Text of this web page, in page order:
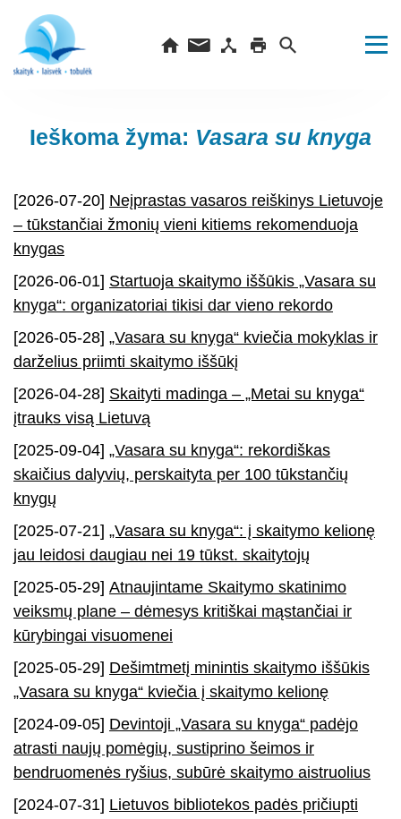
Ieškoma žyma: Vasara su knyga
[2026-07-20] Neįprastas vasaros reiškinys Lietuvoje
– tūkstančiai žmonių vieni kitiems rekomenduoja
knygas
[2026-06-01] Startuoja skaitymo iššūkis „Vasara su
knyga“: organizatoriai tikisi dar vieno rekordo
[2026-05-28] „Vasara su knyga“ kviečia mokyklas ir
darželius priimti skaitymo iššūkį
[2026-04-28] Skaityti madinga – „Metai su knyga“
įtrauks visą Lietuvą
[2025-09-04] „Vasara su knyga“: rekordiškas
skaičius dalyvių, perskaityta per 100 tūkstančių
knygų
[2025-07-21] „Vasara su knyga“: į skaitymo kelionę
jau leidosi daugiau nei 19 tūkst. skaitytojų
[2025-05-29] Atnaujintame Skaitymo skatinimo
veiksmų plane – dėmesys kritiškai mąstančiai ir
kūrybingai visuomenei
[2025-05-29] Dešimtmetį minintis skaitymo iššūkis
„Vasara su knyga“ kviečia į skaitymo kelionę
[2024-09-05] Devintoji „Vasara su knyga“ padėjo
atrasti naujų pomėgių, sustiprino šeimos ir
bendruomenės ryšius, subūrė skaitymo aistruolius
[2024-07-31] Lietuvos bibliotekos padės pričiupti